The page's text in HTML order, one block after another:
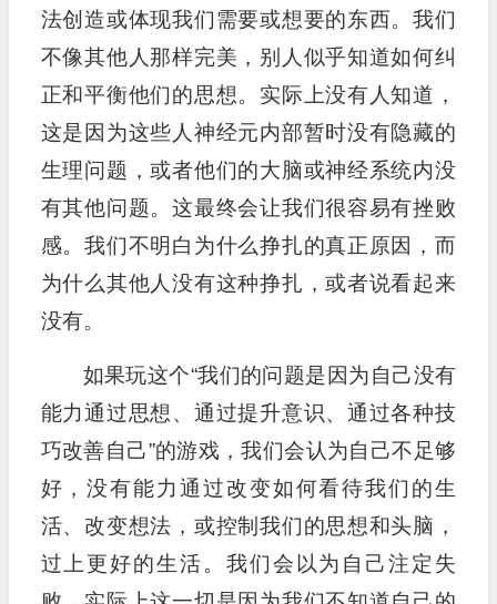
法创造或体现我们需要或想要的东西。我们
不像其他人那样完美，别人似乎知道如何纠
正和平衡他们的思想。实际上没有人知道，
这是因为这些人神经元内部暂时没有隐藏的
生理问题，或者他们的大脑或神经系统内没
有其他问题。这最终会让我们很容易有挫败
感。我们不明白为什么挣扎的真正原因，而
为什么其他人没有这种挣扎，或者说看起来
没有。
如果玩这个“我们的问题是因为自己没有
能力通过思想、通过提升意识、通过各种技
巧改善自己”的游戏，我们会认为自己不足够
好，没有能力通过改变如何看待我们的生
活、改变想法，或控制我们的思想和头脑，
过上更好的生活。我们会以为自己注定失